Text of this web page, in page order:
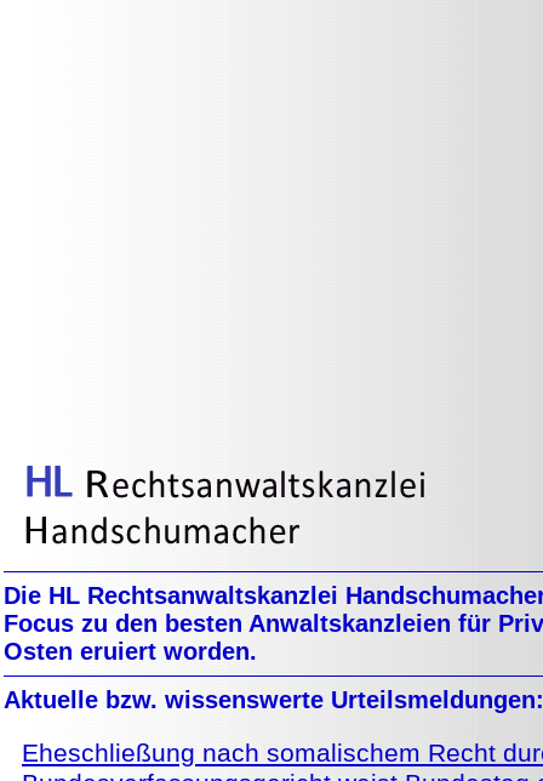
Die HL Rechtsanwaltskanzlei
Focus zu den besten Anwaltskanzleien für
Osten eruiert worden.
Aktuelle bzw. wissenswerte Urteilsmeldungen:
Eheschließung nach somalischem Recht